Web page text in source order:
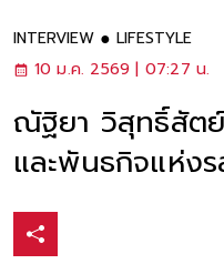
INTERVIEW
LIFESTYLE
10 ม.ค. 2569 | 07:27 น.
ณัฐิยา วิสุทธิ์สัต
และพันธกิจแห่ง